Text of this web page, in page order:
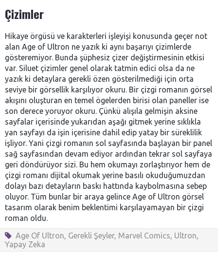
Çizimler
Hikaye örgüsü ve karakterleri işleyişi konusunda geçer not
alan Age of Ultron ne yazık ki aynı başarıyı çizimlerde
gösteremiyor. Bunda şüphesiz çizer değiştirmesinin etkisi
var. Siluet çizimler genel olarak tatmin edici olsa da ne
yazık ki detaylara gerekli özen gösterilmediği için orta
seviye bir görsellik karşılıyor okuru. Bir çizgi romanın görsel
akışını oluşturan en temel ögelerden birisi olan paneller ise
son derece yoruyor okuru. Çünkü alışıla gelmişin aksine
sayfalar içerisinde yukarıdan aşağı gitmek yerine sıklıkla
yan sayfayı da işin içerisine dahil edip yatay bir süreklilik
işliyor. Yani çizgi romanın sol sayfasında başlayan bir panel
sağ sayfasından devam ediyor ardından tekrar sol sayfaya
geri döndürüyor sizi. Bu hem okumayı zorlaştırıyor hem de
çizgi romanı dijital okumak yerine basılı okuduğumuzdan
dolayı bazı detayların baskı hattında kaybolmasına sebep
oluyor. Tüm bunlar bir araya gelince Age of Ultron görsel
tasarım olarak benim beklentimi karşılayamayan bir çizgi
roman oldu.
Age Of Ultron Gerekli Şeyler, Marvel Comics Ultron
Yapay Zeka